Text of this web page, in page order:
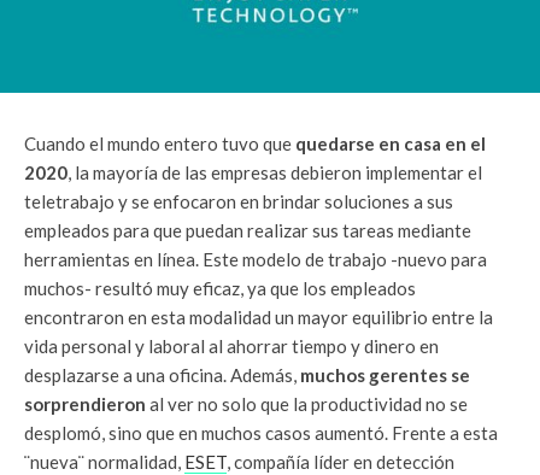
Cuando el mundo entero tuvo que quedarse en casa en el
2020, la mayoría de las empresas debieron implementar el
teletrabajo y se enfocaron en brindar soluciones a sus
empleados para que puedan realizar sus tareas mediante
herramientas en línea. Este modelo de trabajo -nuevo para
muchos- resultó muy eficaz, ya que los empleados
encontraron en esta modalidad un mayor equilibrio entre la
vida personal y laboral al ahorrar tiempo y dinero en
desplazarse a una oficina. Además, muchos gerentes se
sorprendieron al ver no solo que la productividad no se
desplomó, sino que en muchos casos aumentó. Frente a esta
¨nueva¨ normalidad, ESET, compañía líder en detección